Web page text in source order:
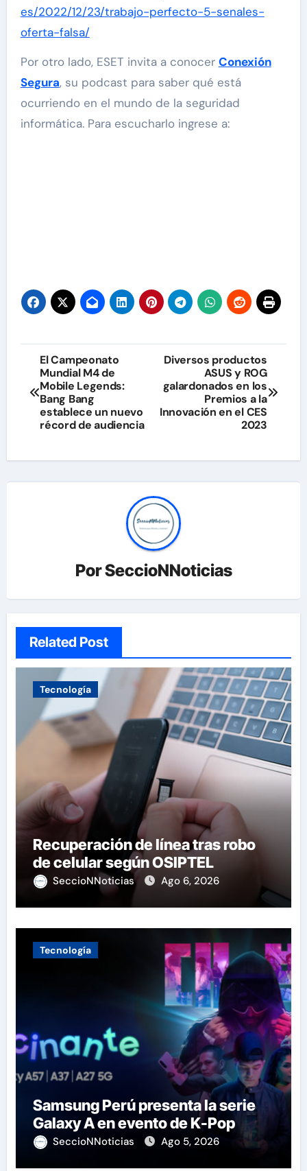
es/2022/12/23/trabajo-perfecto-5-senales-
oferta-falsa/
Por otro lado, ESET invita a conocer Conexión
Segura, su podcast para saber qué está
ocurriendo en el mundo de la seguridad
informática. Para escucharlo ingrese a:
Navegación
de
entradas
El Campeonato
Mundial M4 de
Mobile Legends:
Bang Bang
establece un nuevo
récord de audiencia
Diversos productos
ASUS y ROG
galardonados en los
Premios a la
Innovación en el CES
2023
PorSeccioNNoticias
Related Post
Tecnología
Recuperación de línea tras robo
de celular según OSIPTEL
SeccioNNoticias Ago 6, 2026
Tecnología
Samsung Perú presenta la serie
Galaxy A en evento de K-Pop
SeccioNNoticias Ago 5, 2026